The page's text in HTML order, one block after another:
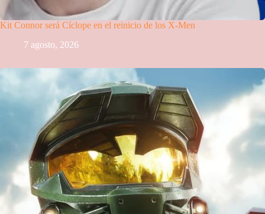
Kit Connor será Cíclope en el reinicio de los X-Men
7 agosto, 2026